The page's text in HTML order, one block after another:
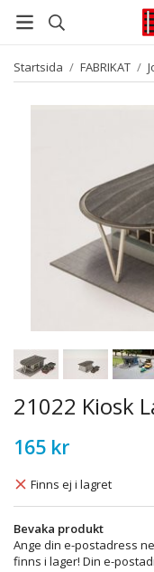
Startsida / FABRIKAT /
21022 Kiosk
165 kr
Finns ej i lagret
Bevaka produkt
Ange din e-postadress
finns i lager! Din e-